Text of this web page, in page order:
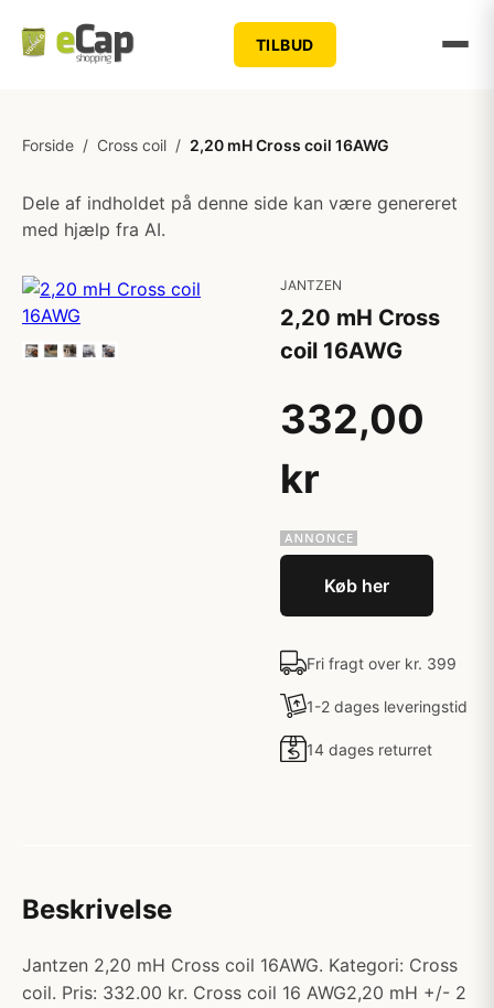
TILBUD
Forside / Cross coil / 2,20 mH Cross coil 16AWG
Dele af indholdet på denne side kan være genereret
med hjælp fra AI.
JANTZEN
2,20 mH Cross
coil 16AWG
332,00
kr
Køb her
Fri fragt over kr. 399
1-2 dages leveringstid
14 dages returret
Beskrivelse
Jantzen 2,20 mH Cross coil 16AWG. Kategori: Cross
coil. Pris: 332.00 kr. Cross coil 16 AWG2,20 mH +/- 2